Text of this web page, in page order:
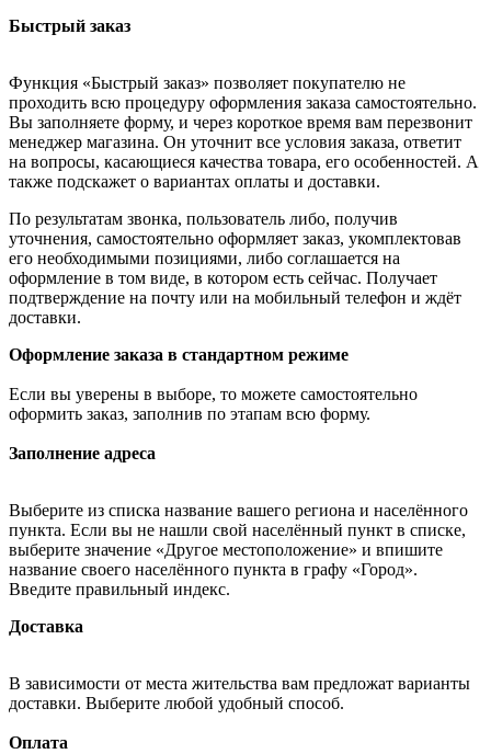
Быстрый заказ
Функция «Быстрый заказ» позволяет покупателю не
проходить всю процедуру оформления заказа самостоятельно.
Вы заполняете форму, и через короткое время вам перезвонит
менеджер магазина. Он уточнит все условия заказа, ответит
на вопросы, касающиеся качества товара, его особенностей. А
также подскажет о вариантах оплаты и доставки.
По результатам звонка, пользователь либо, получив
уточнения, самостоятельно оформляет заказ, укомплектовав
его необходимыми позициями, либо соглашается на
оформление в том виде, в котором есть сейчас. Получает
подтверждение на почту или на мобильный телефон и ждёт
доставки.
Оформление заказа в стандартном режиме
Если вы уверены в выборе, то можете самостоятельно
оформить заказ, заполнив по этапам всю форму.
Заполнение адреса
Выберите из списка название вашего региона и населённого
пункта. Если вы не нашли свой населённый пункт в списке,
выберите значение «Другое местоположение» и впишите
название своего населённого пункта в графу «Город».
Введите правильный индекс.
Доставка
В зависимости от места жительства вам предложат варианты
доставки. Выберите любой удобный способ.
Оплата